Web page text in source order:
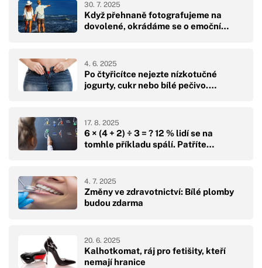
Když přehnaně fotografujeme na
dovolené, okrádáme se o emoční…
30. 7. 2025
Po čtyřicítce nejezte nízkotučné
jogurty, cukr nebo bílé pečivo.…
4. 6. 2025
6 × (4 + 2) ÷ 3 = ? 12 % lidí se na
tomhle příkladu spálí. Patříte…
17. 8. 2025
Změny ve zdravotnictví: Bílé plomby
budou zdarma
4. 7. 2025
Kalhotkomat, ráj pro fetišity, kteří
nemají hranice
20. 6. 2025